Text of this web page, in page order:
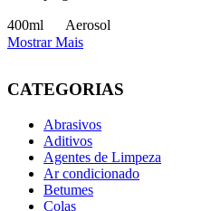
400ml
Aerosol
Mostrar Mais
CATEGORIAS
Abrasivos
Aditivos
Agentes de Limpeza
Ar condicionado
Betumes
Colas